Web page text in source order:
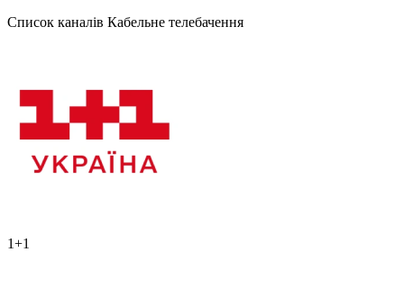
Список каналів Кабельне телебачення
1+1